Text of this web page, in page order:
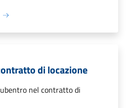
di locazione
nel contratto di